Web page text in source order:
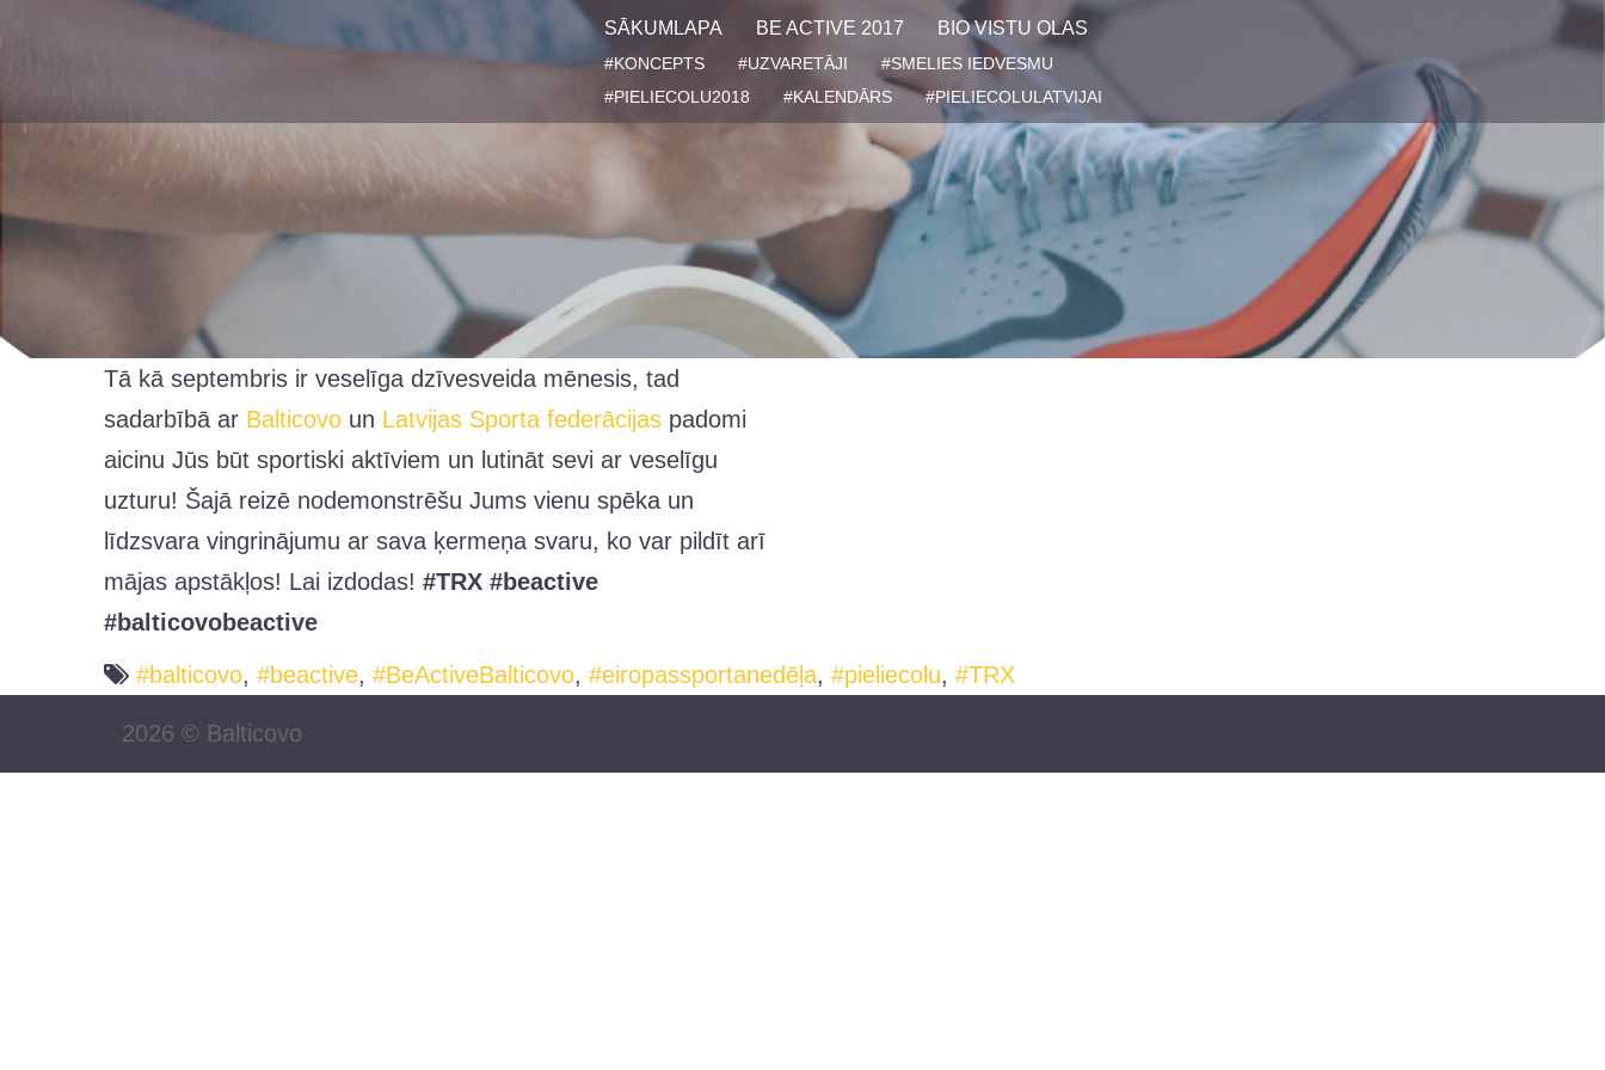
SĀKUMLAPA BE ACTIVE 2017 BIO VISTU OLAS
#KONCEPTS #UZVARETĀJI
#SMELIES IEDVESMU
#PIELIECOLU2018
#KALENDĀRS #PIELIECOLULATVIJAI
Tā kā septembris ir veselīga dzīvesveida mēnesis, tad
sadarbībā ar Balticovo un Latvijas Sporta federācijas padomi
aicinu Jūs būt sportiski aktīviem un lutināt sevi ar veselīgu
uzturu! Šajā reizē nodemonstrēšu Jums vienu spēka un
līdzsvara vingrinājumu ar sava ķermeņa svaru, ko var pildīt arī
mājas apstākļos! Lai izdodas! #TRX #beactive
#balticovobeactive
#balticovo, #beactive, #BeActiveBalticovo, #eiropassportanedēļa, #pieliecolu, #TRX
2026 © Balticovo